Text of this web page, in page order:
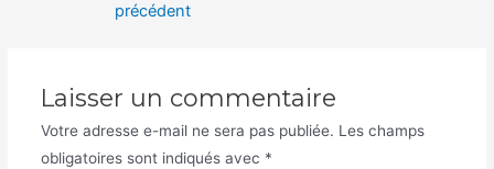
précédent
Laisser un commentaire
Votre adresse e-mail ne sera pas publiée. Les champs
obligatoires sont indiqués avec *